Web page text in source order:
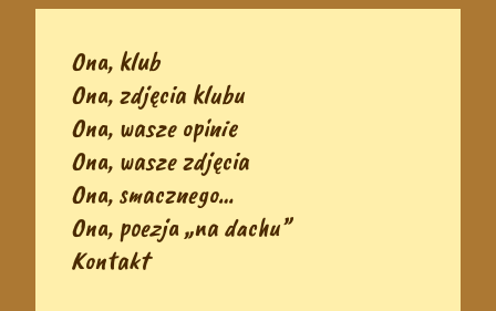
Ona, klub
Ona, zdjęcia klubu
Ona, wasze opinie
Ona, wasze zdjęcia
Ona, smacznego…
Ona, poezja „na dachu”
Kontakt